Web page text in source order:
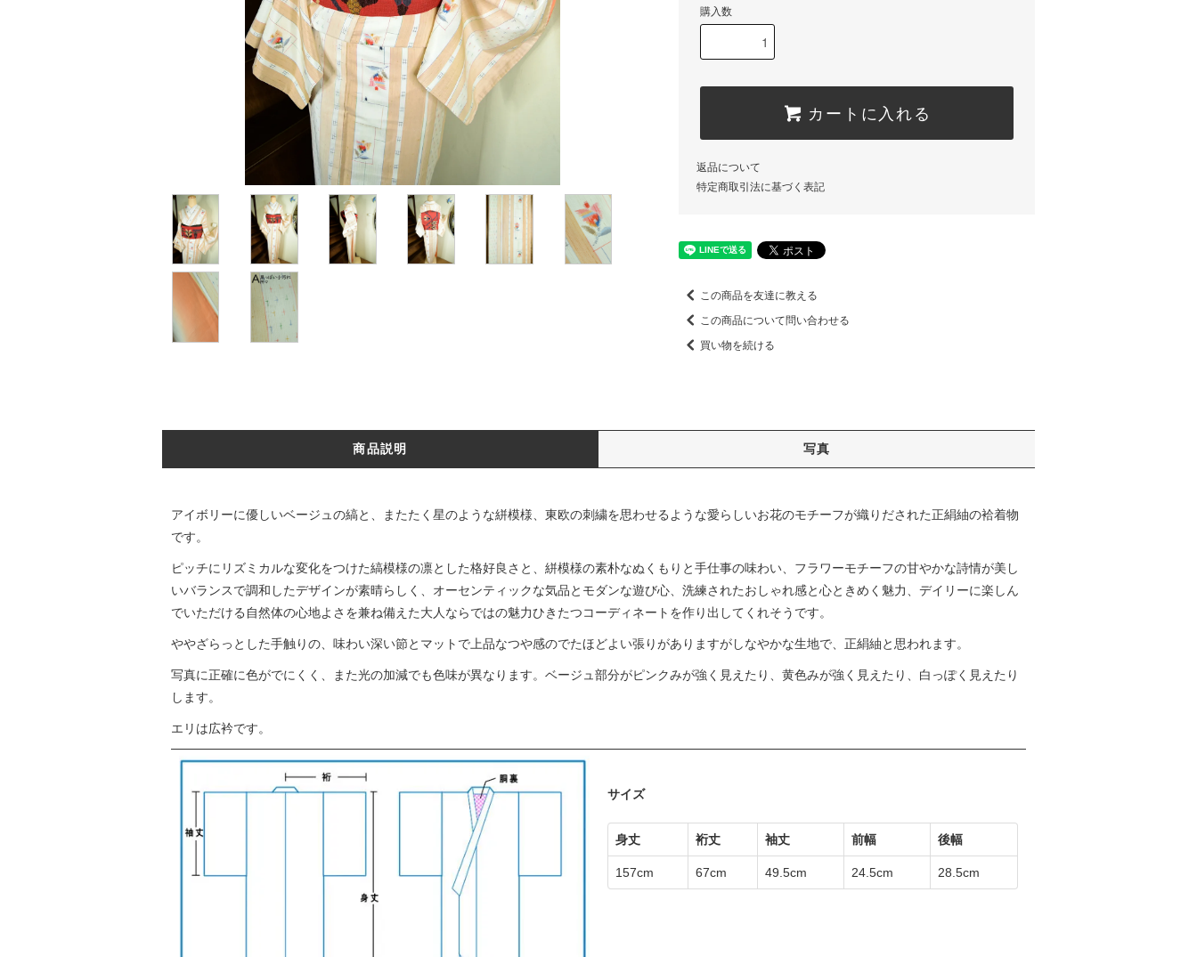
購入数
カートに入れる
返品について
特定商取引法に基づく表記
この商品を友達に教える
この商品について問い合わせる
買い物を続ける
商品説明 写真
アイボリーに優しいベージュの縞と、またたく星のような絣模様、東欧の刺繍を思わせるような愛らしいお花のモチーフが織りだされた正絹紬の袷着物
です。
ピッチにリズミカルな変化をつけた縞模様の凛とした格好良さと、絣模様の素朴なぬくもりと手仕事の味わい、フラワーモチーフの甘やかな詩情が美し
いバランスで調和したデザインが素晴らしく、オーセンティックな気品とモダンな遊び心、洗練されたおしゃれ感と心ときめく魅力、デイリーに楽しん
でいただける自然体の心地よさを兼ね備えた大人ならではの魅力ひきたつコーディネートを作り出してくれそうです。
ややざらっとした手触りの、味わい深い節とマットで上品なつや感のでたほどよい張りがありますがしなやかな生地で、正絹紬と思われます。
写真に正確に色がでにくく、また光の加減でも色味が異なります。ベージュ部分がピンクみが強く見えたり、黄色みが強く見えたり、白っぽく見えたり
します。
エリは広衿です。
サイズ
身丈 裄丈 袖丈 前幅 後幅
157cm 67cm 49.5cm 24.5cm 28.5cm